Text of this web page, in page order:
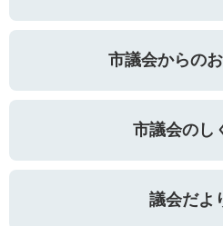
市議会からの
市議会のし
議会だよ